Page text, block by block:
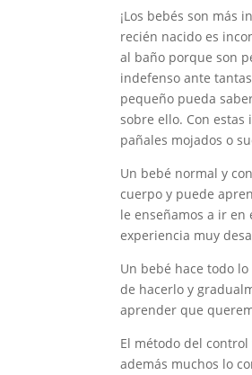
¡Los bebés son más
recién nacido es
al baño porque son
indefenso ante
pequeño pueda
sobre ello. Con
pañales mojados o
Un bebé normal y
cuerpo y puede
le enseñamos a ir
experiencia muy
Un bebé hace todo
de hacerlo y
aprender que
El método del
además muchos lo